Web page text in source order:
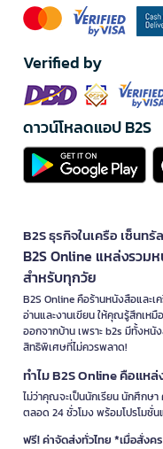
Verified by
ดาวน์โหลดแอป B2S
B2S ธุรกิจในเครือ เซ็นท
B2S Online แหล่งรวม
สำหรับทุกวัย
B2S Online คือร้านหนังสือและ
อ่านและงานเขียน ให้คุณรู้สึกเห
ออกจากบ้าน เพราะ b2s มีทั้งห
สิทธิพิเศษที่ไม่ควรพลาด!
ทำไม B2S Online คือแ
ไม่ว่าคุณจะเป็นนักเรียน นักศึกษ
ตลอด 24 ชั่วโมง พร้อมโปรโมชั่
ฟรี! ค่าจัดส่งทั่วไทย *เมื่อสั่ง